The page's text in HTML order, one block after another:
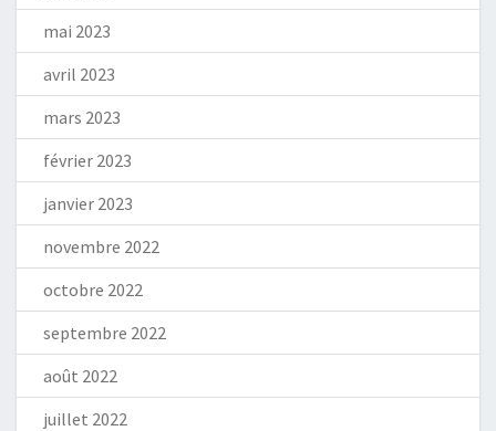
mai 2023
avril 2023
mars 2023
février 2023
janvier 2023
novembre 2022
octobre 2022
septembre 2022
août 2022
juillet 2022